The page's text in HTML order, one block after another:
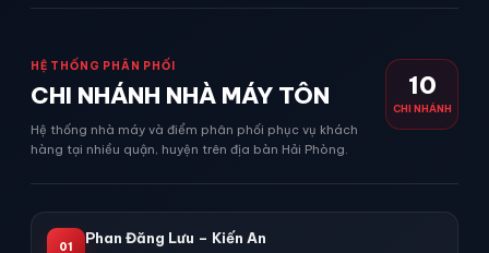
HỆ THỐNG PHÂN PHỐI
CHI NHÁNH NHÀ MÁY TÔN
Hệ thống nhà máy và điểm phân phối phục vụ khách
hàng tại nhiều quận, huyện trên địa bàn Hải Phòng.
10
CHI NHÁNH
01
Phan Đăng Lưu – Kiến An